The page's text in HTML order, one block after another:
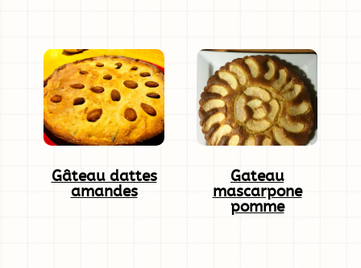
Gâteau dattes
amandes
Gateau
mascarpone
pomme